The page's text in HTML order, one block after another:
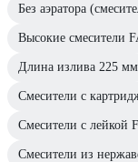
Без аэратора
Высокие смесители
Длина излива 225 мм
Смесители с
Смесители с лейкой
Смесители из